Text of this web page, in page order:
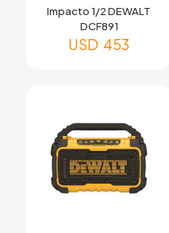
Impacto 1/2 DEWALT
DCF891
USD 453